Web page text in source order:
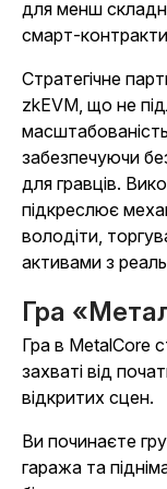
для менш
смарт-
Стратегічне
zkEVM, що не
забезпечуючи
для гравців.
підкреслює
володіти,
активами з
Гра
Гра в MetalCore
захваті від
відкритих сцен.
Ви починаєте
гаража та